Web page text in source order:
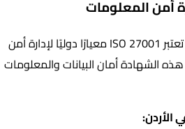
تعتبر ISO 27001 معيارًا دوليًا لإدارة أمن
الشهادة أمان البيانات والمعلومات